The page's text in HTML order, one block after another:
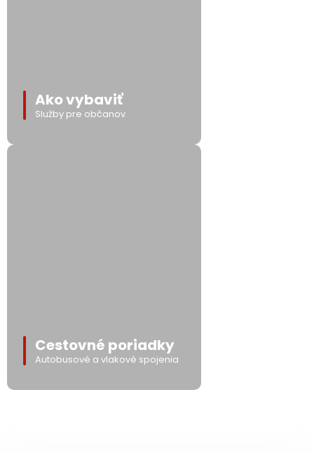
Ako vybaviť
Služby pre občanov
Cestovné poriadky
Autobusové a vlakové spojenia